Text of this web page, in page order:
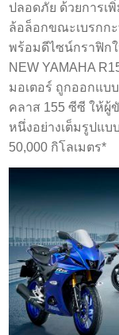
ปลอดภัย ด้วยการเ
ล้อล็อกขณะเบรกก
พร้อมดีไซน์กราฟิก
NEW YAMAHA
มอเตอร์ ถูกออกแบ
คลาส 155 ซีซี ให้ผู้
หนึ่งอย่างเต็มรูปแ
50,000 กิโลเมตร*